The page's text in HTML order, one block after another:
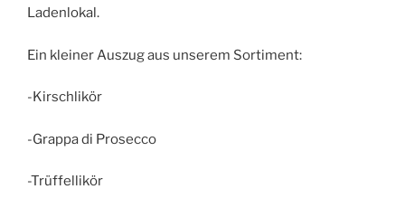
Ladenlokal.
Ein kleiner Auszug aus unserem Sortiment:
-Kirschlikör
-Grappa di Prosecco
-Trüffellikör